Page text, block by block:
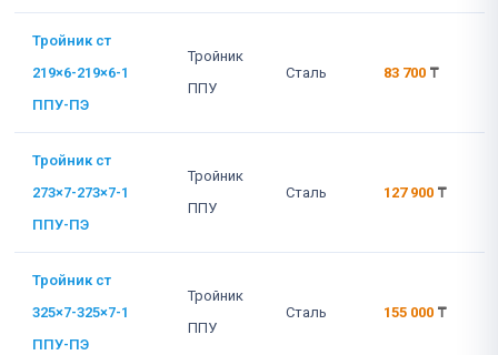
Тройник ст
219×6-219×6-1
ППУ-ПЭ
Тройник
ППУ
Сталь 83 700 ₸
Тройник ст
273×7-273×7-1
ППУ-ПЭ
Тройник
ППУ
Сталь 127 900 ₸
Тройник ст
325×7-325×7-1
ППУ-ПЭ
Тройник
ППУ
Сталь 155 000 ₸